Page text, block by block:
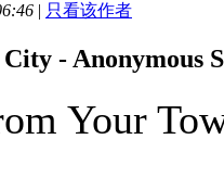
| 只看该作者
- Anonymous
Your